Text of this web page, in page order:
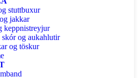
stuttbuxur
jakkar
keppnistreyjur
skór og aukahlutir
og töskur